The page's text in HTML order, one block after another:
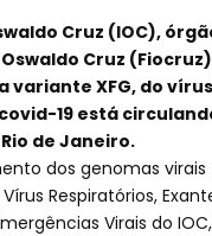
Cruz (IOC),
Cruz
variante XFG, do vírus
19 está
de Janeiro.
dos genomas
Respiratórios,
Virais do